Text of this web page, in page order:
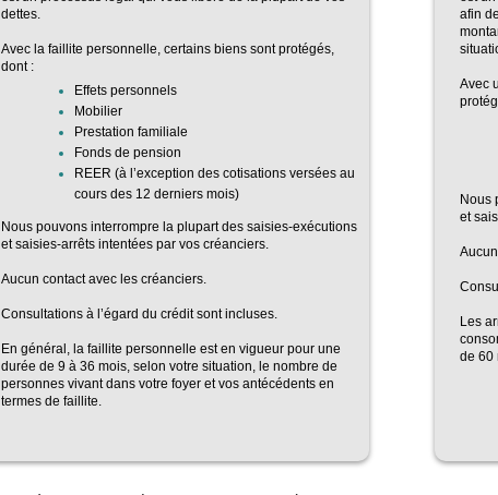
dettes.
Avec la faillite personnelle, certains biens sont protégés,
dont :
Effets personnels
Mobilier
Prestation familiale
Fonds de pension
REER (à l’exception des cotisations versées au
cours des 12 derniers mois)
Nous pouvons interrompre la plupart des saisies-exécutions
et saisies-arrêts intentées par vos créanciers.
Aucun contact avec les créanciers.
Consultations à l’égard du crédit sont incluses.
En général, la faillite personnelle est en vigueur pour une
durée de 9 à 36 mois, selon votre situation, le nombre de
personnes vivant dans votre foyer et vos antécédents en
termes de faillite.
afin
Avec
Nous
et
Les
de 60